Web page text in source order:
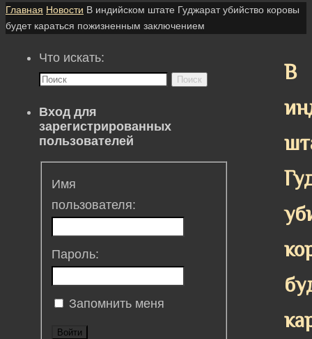
Главная Новости В индийском штате Гуджарат убийство коровы
будет караться пожизненным заключением
В
Что искать:
Поиск
Вход для
зарегистрированных
пользователей
Имя
пользователя:
Пароль:
Запомнить меня
Войти